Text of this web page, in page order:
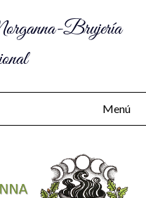
Brujería
Menú